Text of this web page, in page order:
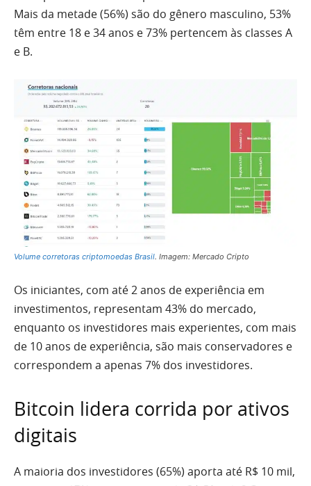
Mais da metade (56%) são do gênero masculino, 53%
têm entre 18 e 34 anos e 73% pertencem às classes A
e B.
Volume corretoras criptomoedas Brasil. Imagem: Mercado Cripto
Os iniciantes, com até 2 anos de experiência em
investimentos, representam 43% do mercado,
enquanto os investidores mais experientes, com mais
de 10 anos de experiência, são mais conservadores e
correspondem a apenas 7% dos investidores.
Bitcoin lidera corrida por ativos
digitais
A maioria dos investidores (65%) aporta até R$ 10 mil,